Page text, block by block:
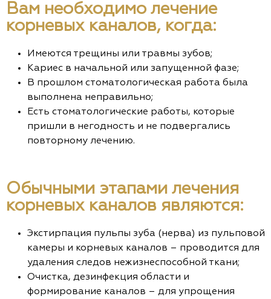
Вам необходимо лечение
корневых каналов, когда:
Имеются трещины или травмы зубов;
Кариес в начальной или запущенной фазе;
В прошлом стоматологическая работа была
выполнена неправильно;
Есть стоматологические работы, которые
пришли в негодность и не подвергались
повторному лечению.
Обычными этапами лечения
корневых каналов являются:
Экстирпация пульпы зуба (нерва) из пульповой
камеры и корневых каналов – проводится для
удаления следов нежизнеспособной ткани;
Очистка, дезинфекция области и
формирование каналов – для упрощения